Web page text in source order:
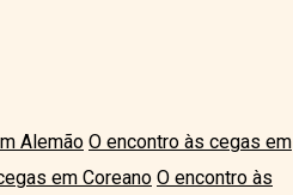
Alemão O encontro às cegas em
em Coreano O encontro às